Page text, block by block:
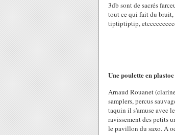
3db sont de sacrés
tout ce qui fait du bruit,
tiptiptiptip,
Une poulette en plastoc
Arnaud Rouanet
samplers, percus
taquin il s'amuse avec
ravissement des petits
le pavillon du saxo. A